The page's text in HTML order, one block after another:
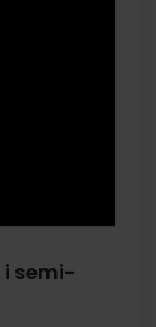
i semi-